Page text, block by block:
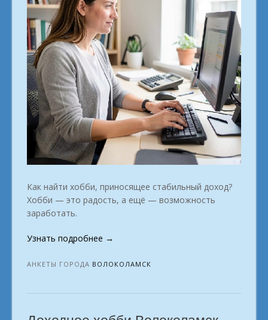
Как найти хобби, приносящее стабильный доход?
Хобби — это радость, а ещё — возможность
заработать.
Узнать подробнее «Интересное
с
→
АНКЕТЫ ГОРОДА ВОЛОКОЛАМСК